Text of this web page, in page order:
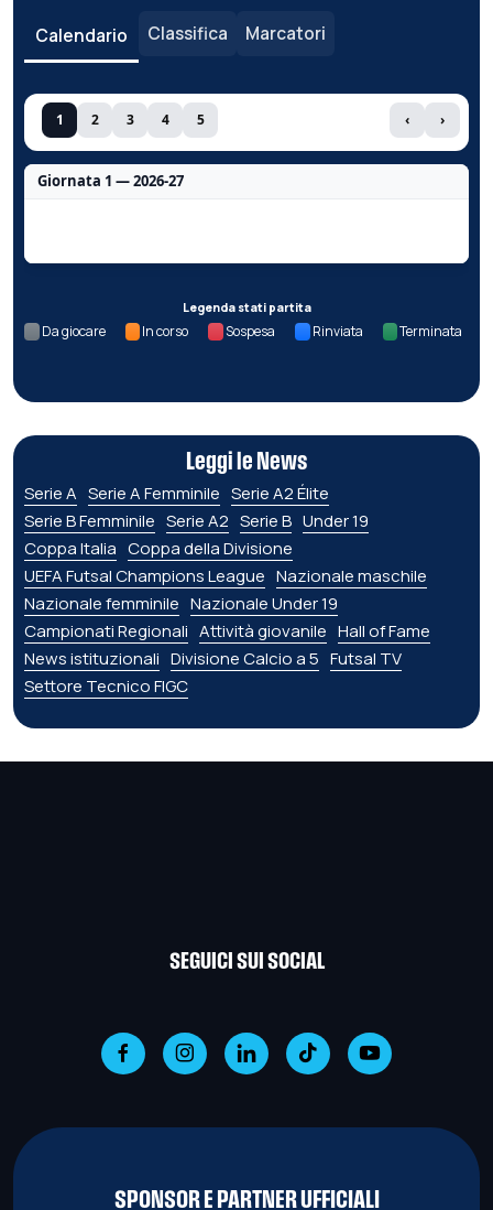
Calendario Classifica Marcatori
1 2 3 4 5 ‹ ›
Giornata 1 — 2026-27
Legenda stati partita
Da giocare In corso Sospesa Rinviata Terminata
Leggi le News
Serie A Serie A Femminile Serie A2 Élite
Serie B Femminile Serie A2 Serie B Under 19
Coppa Italia Coppa della Divisione
UEFA Futsal Champions League Nazionale maschile
Nazionale femminile Nazionale Under 19
Campionati Regionali Attività giovanile Hall of Fame
News istituzionali Divisione Calcio a 5 Futsal TV
Settore Tecnico FIGC
SEGUICI SUI SOCIAL
SPONSOR E PARTNER UFFICIALI